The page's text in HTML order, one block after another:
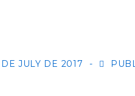
JULY DE 2017